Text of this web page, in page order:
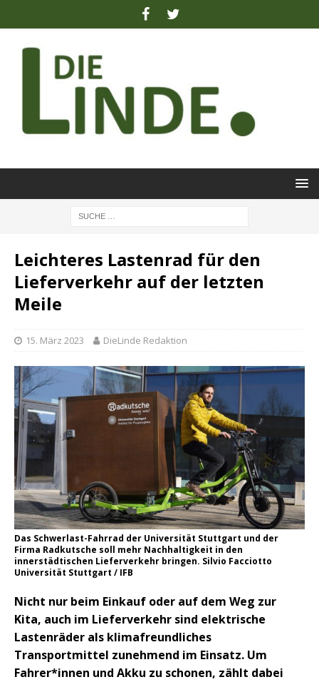
Leichteres Lastenrad für den
Lieferverkehr auf der letzten
Meile
15. März 2023 DieLinde Redaktion
Das Schwerlast-Fahrrad der Universität Stuttgart und der
Firma Radkutsche soll mehr Nachhaltigkeit in den
innerstädtischen Lieferverkehr bringen. Silvio Facciotto
Universität Stuttgart / IFB
Nicht nur beim Einkauf oder auf dem Weg zur
Kita, auch im Lieferverkehr sind elektrische
Lastenräder als klimafreundliches
Transportmittel zunehmend im Einsatz. Um
Fahrer*innen und Akku zu schonen, zählt dabei